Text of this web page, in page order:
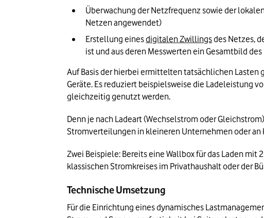
Überwachung der Netzfrequenz sowie der
Netzen angewendet)
Erstellung eines digitalen Zwillings des Netzes,
ist und aus deren Messwerten ein Gesamtbild
Auf Basis der hierbei ermittelten tatsächlichen
Geräte. Es reduziert beispielsweise die Ladeleistung
gleichzeitig genutzt werden.
Denn je nach Ladeart (Wechselstrom oder
Stromverteilungen in kleineren Unternehmen oder
Zwei Beispiele: Bereits eine Wallbox für das Laden
klassischen Stromkreises im Privathaushalt oder der
Technische Umsetzung
Für die Einrichtung eines dynamisches